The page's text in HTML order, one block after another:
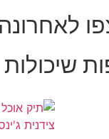
לאחרונה
שיכולות